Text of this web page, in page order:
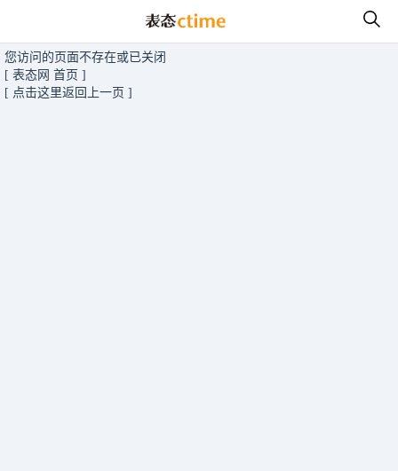
您访问的页面不存在或已关闭
[ 表态网 首页 ]
[ 点击这里返回上一页 ]